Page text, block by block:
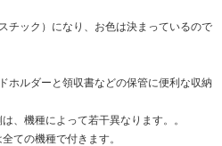
チック）になり、お色は決まっているので
ホルダーと領収書などの保管に便利な収納
、機種によって若干異なります。。
ての機種で付きます。